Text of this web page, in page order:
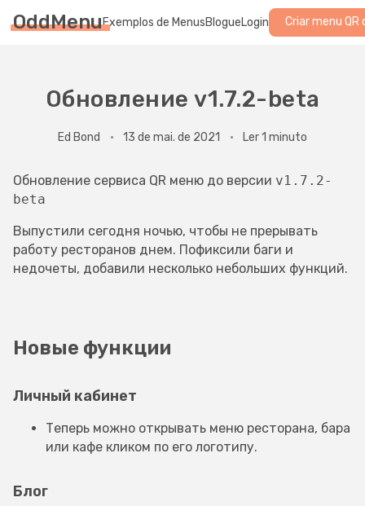
OddMenuExemplos de MenusBlogueLogin Criar menu QR
Обновление v1.7.2-beta
Обновление сервиса QR меню до версии v1.7.2-
beta
Выпустили сегодня ночью, чтобы не прерывать
работу ресторанов днем. Пофиксили баги и
недочеты, добавили несколько небольших функций.
Новые функции
Личный кабинет
Теперь можно открывать меню ресторана, бара
или кафе кликом по его логотипу.
Блог
Ed Bond 13 de mai. de 2021 Ler 1 minuto